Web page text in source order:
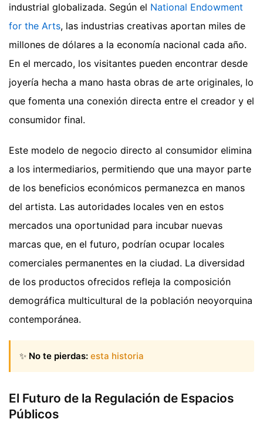
industrial globalizada. Según el National Endowment
for the Arts, las industrias creativas aportan miles de
millones de dólares a la economía nacional cada año.
En el mercado, los visitantes pueden encontrar desde
joyería hecha a mano hasta obras de arte originales, lo
que fomenta una conexión directa entre el creador y el
consumidor final.
Este modelo de negocio directo al consumidor elimina
a los intermediarios, permitiendo que una mayor parte
de los beneficios económicos permanezca en manos
del artista. Las autoridades locales ven en estos
mercados una oportunidad para incubar nuevas
marcas que, en el futuro, podrían ocupar locales
comerciales permanentes en la ciudad. La diversidad
de los productos ofrecidos refleja la composición
demográfica multicultural de la población neoyorquina
contemporánea.
✨ No te pierdas: esta historia
El Futuro de la Regulación de Espacios
Públicos